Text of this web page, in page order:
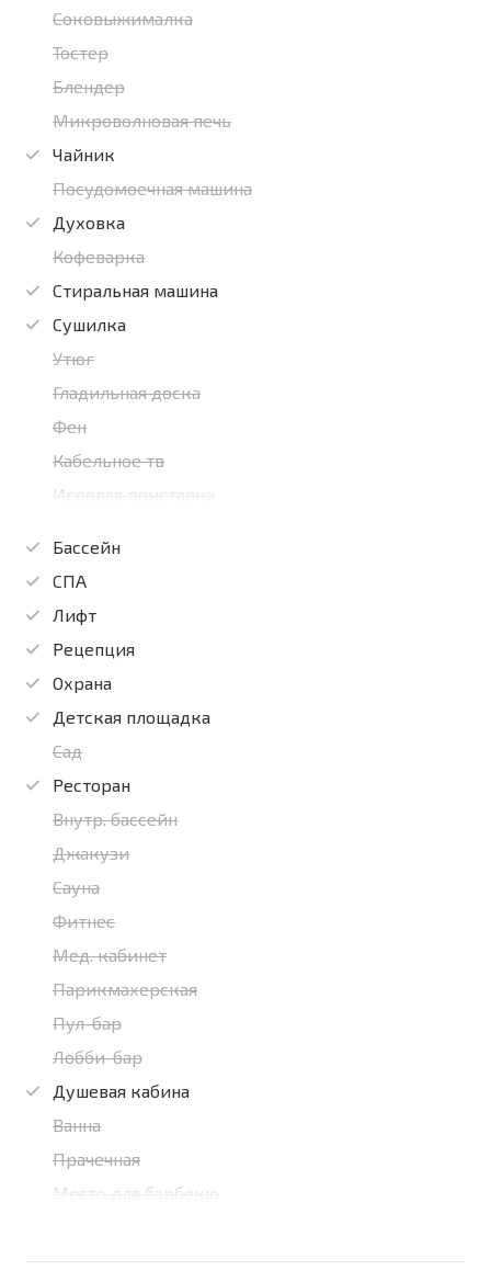
Соковыжималка
Тостер
Блендер
Микроволновая печь
Чайник
Посудомоечная машина
Духовка
Кофеварка
Стиральная машина
Сушилка
Утюг
Гладильная доска
Фен
Кабельное тв
Игровая приставка
Бассейн
СПА
Лифт
Рецепция
Охрана
Детская площадка
Сад
Ресторан
Внутр. бассейн
Джакузи
Сауна
Фитнес
Мед. кабинет
Парикмахерская
Пул-бар
Лобби-бар
Душевая кабина
Ванна
Прачечная
Место для барбекю